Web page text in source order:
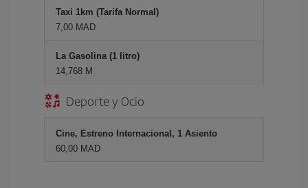
Taxi 1km (Tarifa Normal)
7,00 MAD
La Gasolina (1 litro)
14,768 M
Deporte y Ocio
Cine, Estreno Internacional, 1 Asiento
60,00 MAD